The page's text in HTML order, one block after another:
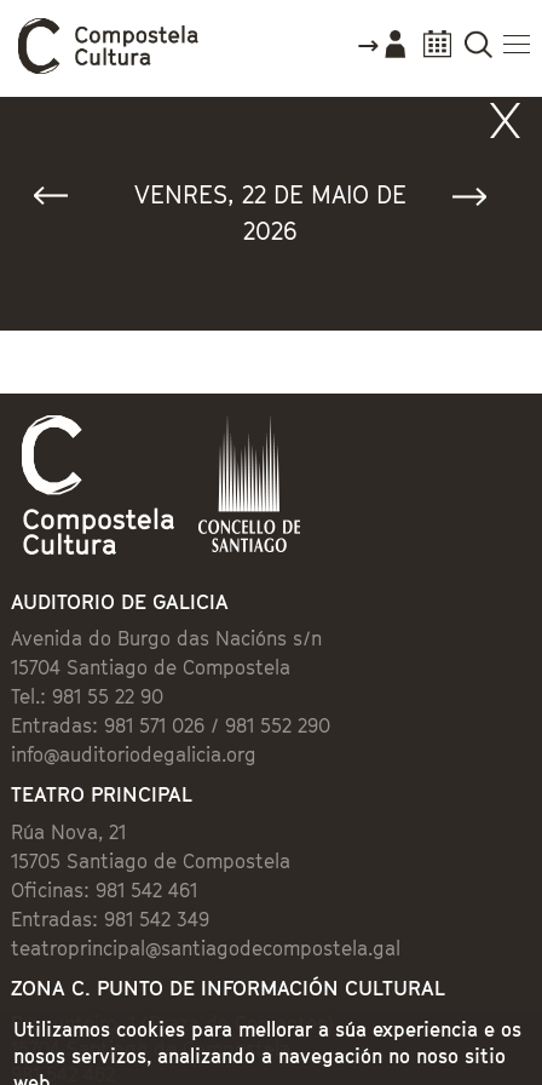
VENRES, 22 DE MAIO DE
2026
AUDITORIO DE GALICIA
Avenida do Burgo das Nacións s/n
15704 Santiago de Compostela
Tel.: 981 55 22 90
Entradas: 981 571 026 / 981 552 290
info@auditoriodegalicia.org
TEATRO PRINCIPAL
Rúa Nova, 21
15705 Santiago de Compostela
Oficinas: 981 542 461
Entradas: 981 542 349
teatroprincipal@santiagodecompostela.gal
ZONA C. PUNTO DE INFORMACIÓN CULTURAL
Preguntoiro, 1 (Praza de Cervantes)
15704 Santiago de Compostela
981 542 462
Utilizamos cookies para mellorar a súa experiencia e os
nosos servizos, analizando a navegación no noso sitio